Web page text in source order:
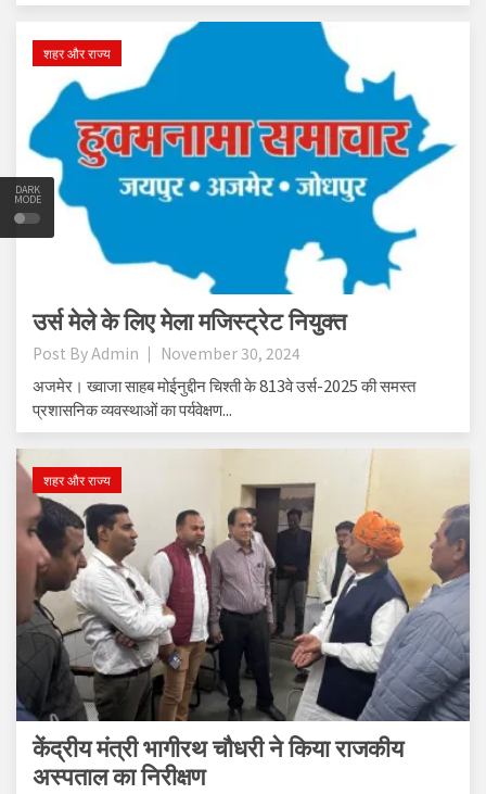
DARK
MODE
शहर और राज्य
उर्स मेले के लिए मेला मजिस्ट्रेट नियुक्त
Post ByAdmin November 30, 2024
अजमेर। ख्वाजा साहब मोईनुद्दीन चिश्ती के 813वे उर्स-2025 की समस्त
प्रशासनिक व्यवस्थाओं का पर्यवेक्षण...
शहर और राज्य
केंद्रीय मंत्री भागीरथ चौधरी ने किया राजकीय
अस्पताल का निरीक्षण